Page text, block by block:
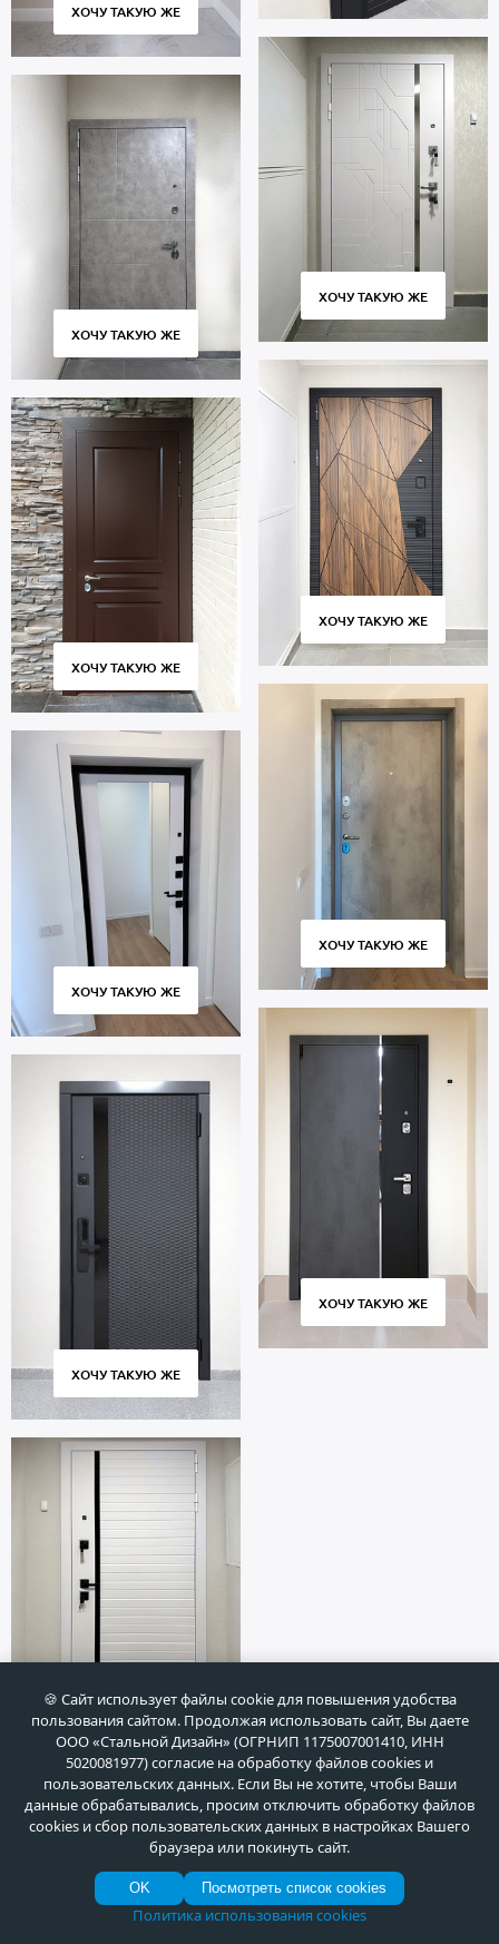
ХОЧУ ТАКУЮ ЖЕ
ХОЧУ ТАКУЮ ЖЕ
ХОЧУ ТАКУЮ ЖЕ
ХОЧУ ТАКУЮ ЖЕ
ХОЧУ ТАКУЮ ЖЕ
ХОЧУ ТАКУЮ ЖЕ
ХОЧУ ТАКУЮ ЖЕ
ХОЧУ ТАКУЮ ЖЕ
ХОЧУ ТАКУЮ ЖЕ
ХОЧУ ТАКУЮ ЖЕ
ГАЛЕРЕЯ РАБОТ
Отзывы о нашей работе
🍪 Сайт использует файлы cookie для повышения удобства
пользования сайтом. Продолжая использовать сайт, Вы даете
ООО «Стальной Дизайн» (ОГРНИП 1175007001410, ИНН
5020081977) согласие на обработку файлов cookies и
пользовательских данных. Если Вы не хотите, чтобы Ваши
данные обрабатывались, просим отключить обработку файлов
cookies и сбор пользовательских данных в настройках Вашего
браузера или покинуть сайт.
OK Посмотреть список cookies
Политика использования cookies